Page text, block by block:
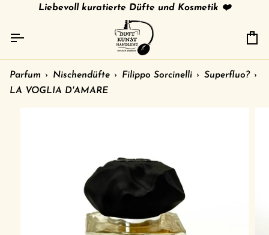
Inhalt
Liebevoll kuratierte Düfte und Kosmetik ❤️
gratis Versand in 🇩🇪 ab 79 € /shipment to other
Parfum › Nischendüfte › Filippo Sorcinelli › Superfluo? ›
LA VOGLIA D'AMARE